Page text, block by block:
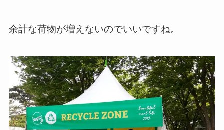
余計な荷物が増えないのでいいですね。